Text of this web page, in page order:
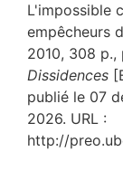
L'impossible
empêcheurs
2010, 308 p.,
Dissidences
publié le 07
2026. URL :
http://